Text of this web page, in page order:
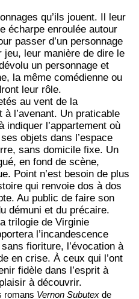
qu’ils jouent. Il leur
écharpe enroulée autour
passer d’un personnage
jeu, leur manière de dire le
un personnage et
la même comédienne ou
leur rôle.
au vent de la
l’avenant. Un praticable
indiquer l’appartement où
objets dans l’espace
sans domicile fixe. Un
en fond de scène,
Point n’est besoin de plus
qui renvoie dos à dos
Au public de faire son
démuni et du précaire.
trilogie de Virginie
l’incandescence
fioriture, l’évocation à
en crise. À ceux qui l’ont
fidèle dans l’esprit à
à découvrir.
romans Vernon Subutex de